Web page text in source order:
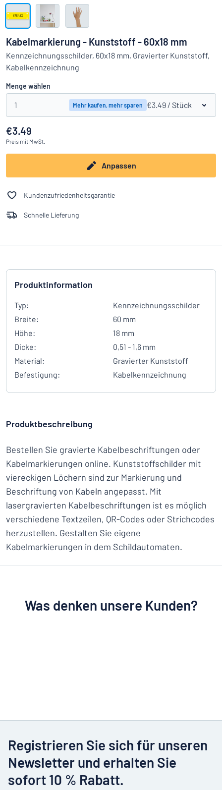
Das Gesuchte nicht gefunden? Schild hier entwerfen
Alle Kategorien anzeigen
Einloggen
Kabelmarkierung - Kunststoff - 60x18 mm
Kennzeichnungsschilder, 60x18 mm, Gravierter Kunststoff,
Kabelkennzeichnung
Menge wählen
1 Mehr kaufen, mehr sparen €3.49 / Stück
€3.49
Preis mit MwSt.
Anpassen
Kundenzufriedenheitsgarantie
Schnelle Lieferung
Produktinformation
Typ:
Kennzeichnungsschilder
Breite:
60 mm
Höhe:
18 mm
Dicke:
0,51 - 1,6 mm
Material:
Gravierter Kunststoff
Befestigung:
Kabelkennzeichnung
Produktbeschreibung
Bestellen Sie gravierte Kabelbeschriftungen oder
Kabelmarkierungen online. Kunststoffschilder mit
viereckigen Löchern sind zur Markierung und
Beschriftung von Kabeln angepasst. Mit
lasergravierten Kabelbeschriftungen ist es möglich
verschiedene Textzeilen, QR-Codes oder Strichcodes
herzustellen. Gestalten Sie eigene
Kabelmarkierungen in dem Schildautomaten.
Was denken unsere Kunden?
Registrieren Sie sich für unseren
Newsletter und erhalten Sie
sofort 10 % Rabatt.